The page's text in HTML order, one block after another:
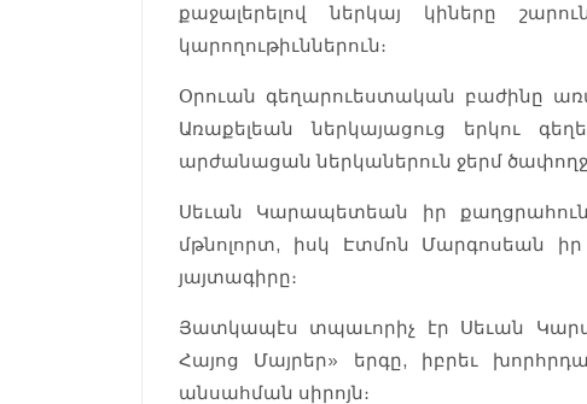
քաջալերելով ներկայ կիները
կարողութիւններուն։
Օրուան գեղարուեստական բաժինը
Առաքելեան ներկայացուց երկու
արժանացան ներկաներուն ջերմ
Սեւան Կարապետեան իր
մթնոլորտ, իսկ Էտմոն Մարգոսեան իր
յայտագիրը։
Յատկապէս տպաւորիչ էր Սեւան
Հայոց Մայրեր» երգը, իբրեւ
անսահման սիրոյն։